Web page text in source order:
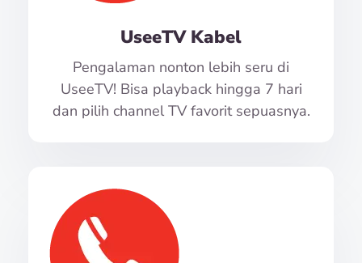
UseeTV Kabel
Pengalaman nonton lebih seru di
UseeTV! Bisa playback hingga 7 hari
dan pilih channel TV favorit sepuasnya.